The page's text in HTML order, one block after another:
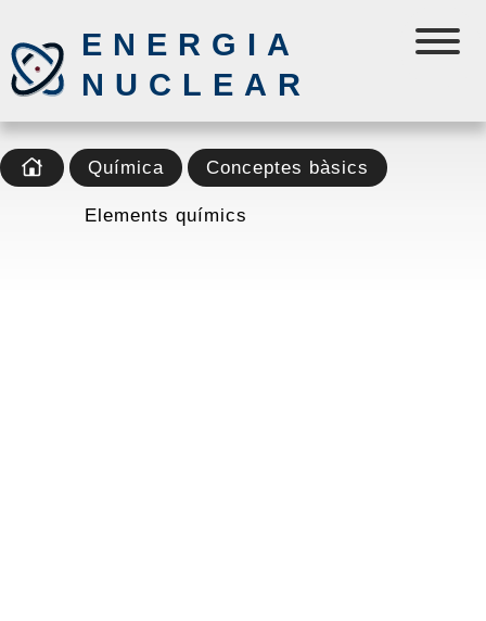
ENERGIA
NUCLEAR
Química Conceptes bàsics
Elements químics